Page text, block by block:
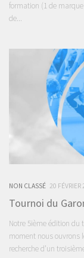
formation (1 de
de...
NON CLASSÉ 20 FÉVRIER
Tournoi du
Notre 5ième édition du
moment nous ouvrons
recherche d’un